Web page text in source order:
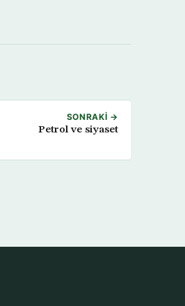
SONRAKI →
Petrol ve siyaset